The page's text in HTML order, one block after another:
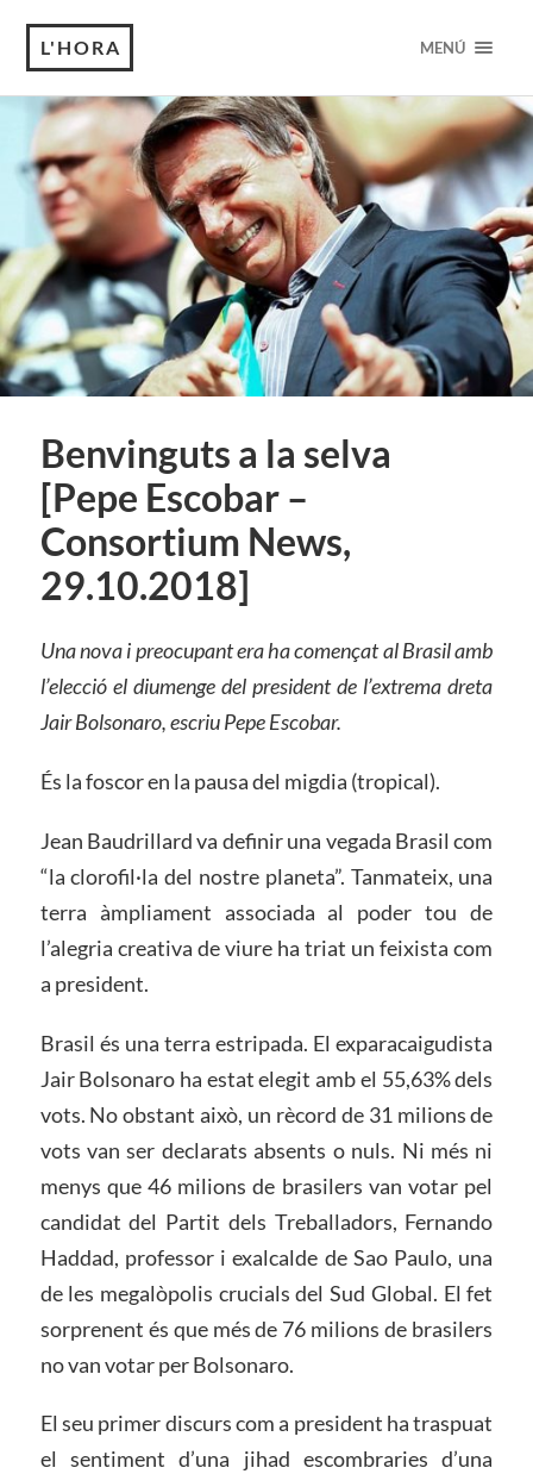
L'HORA MENÚ
Benvinguts a la selva
[Pepe Escobar –
Consortium News,
29.10.2018]
Una nova i preocupant era ha començat al Brasil amb
l’elecció el diumenge del president de l’extrema dreta
Jair Bolsonaro, escriu Pepe Escobar.
És la foscor en la pausa del migdia (tropical).
Jean Baudrillard va definir una vegada Brasil com
“la clorofil·la del nostre planeta”. Tanmateix, una
terra àmpliament associada al poder tou de
l’alegria creativa de viure ha triat un feixista com
a president.
Brasil és una terra estripada. El exparacaigudista
Jair Bolsonaro ha estat elegit amb el 55,63% dels
vots. No obstant això, un rècord de 31 milions de
vots van ser declarats absents o nuls. Ni més ni
menys que 46 milions de brasilers van votar pel
candidat del Partit dels Treballadors, Fernando
Haddad, professor i exalcalde de Sao Paulo, una
de les megalòpolis crucials del Sud Global. El fet
sorprenent és que més de 76 milions de brasilers
no van votar per Bolsonaro.
El seu primer discurs com a president ha traspuat
el sentiment d’una jihad escombraries d’una